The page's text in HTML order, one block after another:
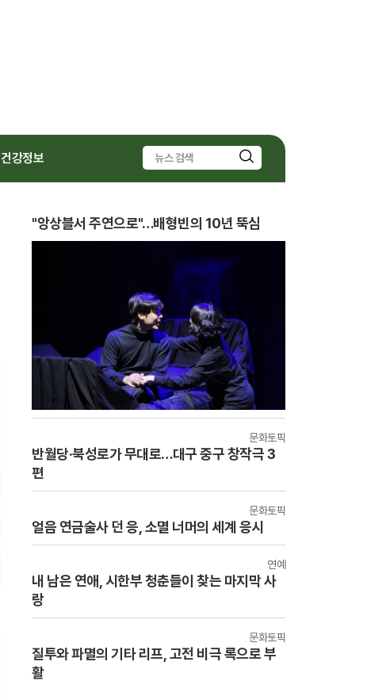
검
색
건강정보
"앙상블서 주연으로"…배형빈의 10년 뚝심
문화토픽
반월당·북성로가 무대로…대구 중구 창작극 3
편
문화토픽
얼음 연금술사 던 응, 소멸 너머의 세계 응시
연예
내 남은 연애, 시한부 청춘들이 찾는 마지막 사
랑
문화토픽
질투와 파멸의 기타 리프, 고전 비극 록으로 부
활